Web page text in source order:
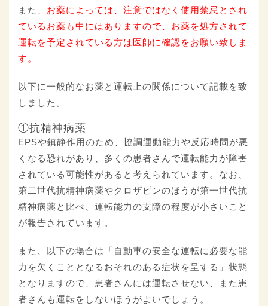
また、 お薬によっては、注意ではなく使用禁忌とされ
ているお薬も中にはありますので、お薬を処方されて
運転を予定されている方は医師に確認をお願い致しま
す。
以下に一般的なお薬と運転上の関係について記載を致
しました。
①抗精神病薬
EPSや鎮静作用のため、協調運動能力や反応時間が悪
くなる恐れがあり、多くの患者さんで運転能力が障害
されている可能性があると考えられています。なお、
第二世代抗精神病薬やクロザピンのほうが第一世代抗
精神病薬と比べ、運転能力の支障の程度が小さいこと
が報告されています。
また、以下の場合は「自動車の安全な運転に必要な能
力を欠くこととなるおそれのある症状を呈する」状態
となりますので、患者さんには運転させない、また患
者さんも運転をしないほうがよいでしょう。